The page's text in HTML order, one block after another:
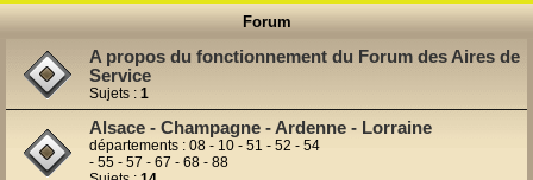
h
Forum
A propos du fonctionnement du Forum des Aires de
Service
Sujets : 1
Alsace - Champagne - Ardenne - Lorraine
départements : 08 - 10 - 51 - 52 - 54
- 55 - 57 - 67 - 68 - 88